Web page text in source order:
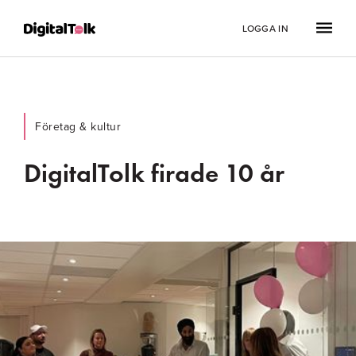
LOGGA IN
Företag & kultur
DigitalTolk firade 10 år